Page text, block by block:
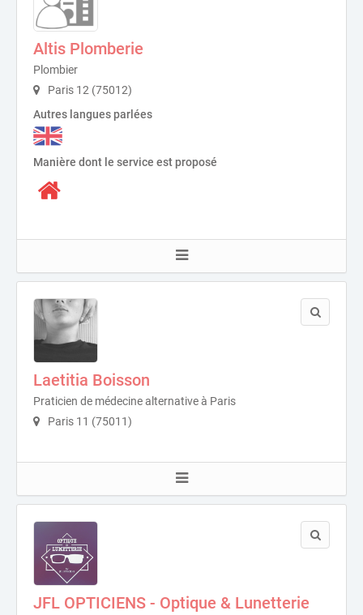
Altis Plomberie
Plombier
Paris 12 (75012)
Autres langues parlées
Manière dont le service est proposé
Laetitia Boisson
Praticien de médecine alternative à Paris
Paris 11 (75011)
JFL OPTICIENS - Optique & Lunetterie